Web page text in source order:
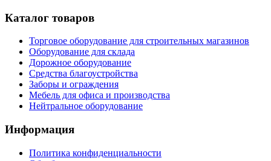
Каталог товаров
Торговое оборудование для строительных магазинов
Оборудование для склада
Дорожное оборудование
Средства благоустройства
Заборы и ограждения
Мебель для офиса и производства
Нейтральное оборудование
Информация
Политика конфиденциальности